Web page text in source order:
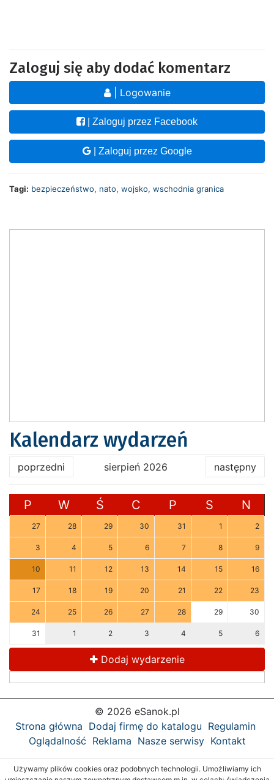
Zaloguj się aby dodać komentarz
| Logowanie
| Zaloguj przez Facebook
| Zaloguj przez Google
Tagi: bezpieczeństwo, nato, wojsko, wschodnia granica
Kalendarz wydarzeń
poprzedni sierpień 2026 następny
P W Ś C P S N
27 28 29 30 31 1 2
3 4 5 6 7 8 9
10 11 12 13 14 15 16
17 18 19 20 21 22 23
24 25 26 27 28 29 30
31 1 2 3 4 5 6
Dodaj wydarzenie
© 2026 eSanok.pl
Strona główna Dodaj firmę do katalogu Regulamin
Oglądalność Reklama Nasze serwisy Kontakt
Używamy plików cookies oraz podobnych technologii. Umożliwiamy ich